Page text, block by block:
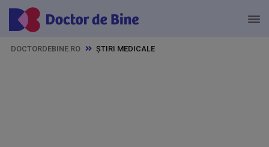
DOCTORDEBINE.RO ȘTIRI MEDICALE